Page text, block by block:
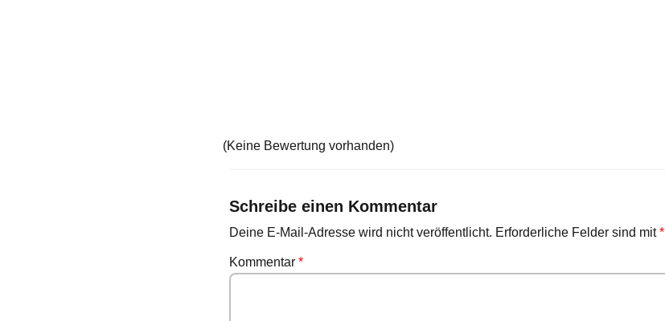
(Keine Bewertung vorhanden)
Schreibe einen Kommentar
Deine E-Mail-Adresse wird nicht veröffentlicht. Erforderliche Felder sind mit*
Kommentar*